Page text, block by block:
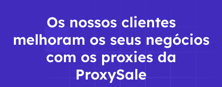
Os nossos clientes
melhoram os seus negócios
com os proxies da
ProxySale